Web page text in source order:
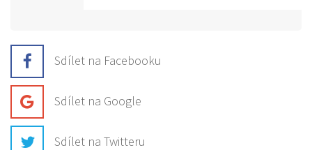
Sdílet na Facebooku
Sdílet na Google
Sdílet na Twitteru